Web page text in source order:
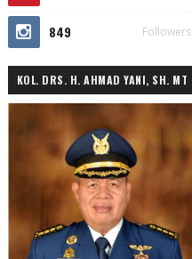
849 Followers
KOL. DRS. H. AHMAD YANI, SH. MT